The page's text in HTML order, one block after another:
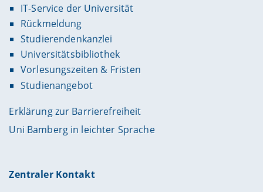
IT-Service der Universität
Rückmeldung
Studierendenkanzlei
Universitätsbibliothek
Vorlesungszeiten & Fristen
Studienangebot
Erklärung zur Barrierefreiheit
Uni Bamberg in leichter Sprache
Zentraler Kontakt